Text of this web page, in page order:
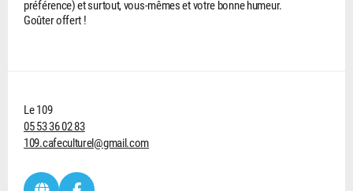
préférence) et surtout, vous-mêmes et votre bonne humeur.
Goûter offert !
Le 109
05 53 36 02 83
109.cafeculturel@gmail.com